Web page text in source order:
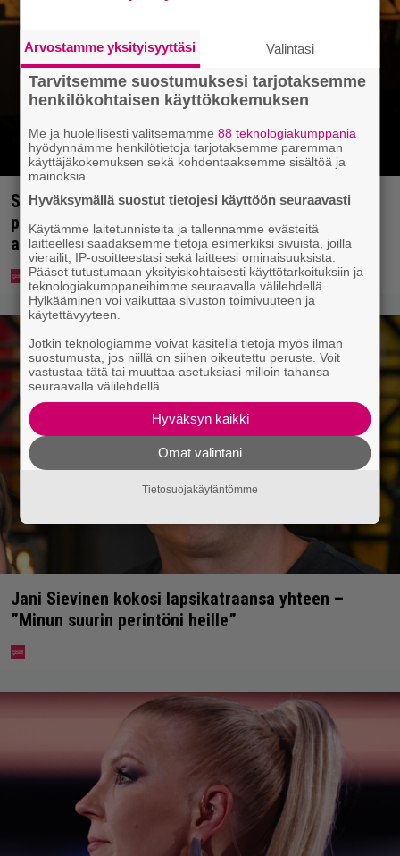
Sonja Aiello hullaantui elämään pienellä
paikkakunnalla – ”Voi ottaa vaikka ilman yläosaa
aurinkoa”
Jani Sievinen kokosi lapsikatraansa yhteen –
”Minun suurin perintöni heille”
Arvostamme yksityisyyttäsi Valintasi
Tarvitsemme suostumuksesi tarjotaksemme
henkilökohtaisen käyttökokemuksen
Me ja huolellisesti valitsemamme88 teknologiakumppania
hyödynnämme henkilötietoja tarjotaksemme paremman
käyttäjäkokemuksen sekä kohdentaaksemme sisältöä ja
mainoksia.
Hyväksymällä suostut tietojesi käyttöön seuraavasti
Käytämme laitetunnisteita ja tallennamme evästeitä
laitteellesi saadaksemme tietoja esimerkiksi sivuista, joilla
vierailit, IP-osoitteestasi sekä laitteesi ominaisuuksista.
Pääset tutustumaan yksityiskohtaisesti käyttötarkoituksiin ja
teknologiakumppaneihimme seuraavalla välilehdellä.
Hylkääminen voi vaikuttaa sivuston toimivuuteen ja
käytettävyyteen.
Jotkin teknologiamme voivat käsitellä tietoja myös ilman
suostumusta, jos niillä on siihen oikeutettu peruste. Voit
vastustaa tätä tai muuttaa asetuksiasi milloin tahansa
seuraavalla välilehdellä.
Hyväksyn kaikki
Omat valintani
Tietosuojakäytäntömme